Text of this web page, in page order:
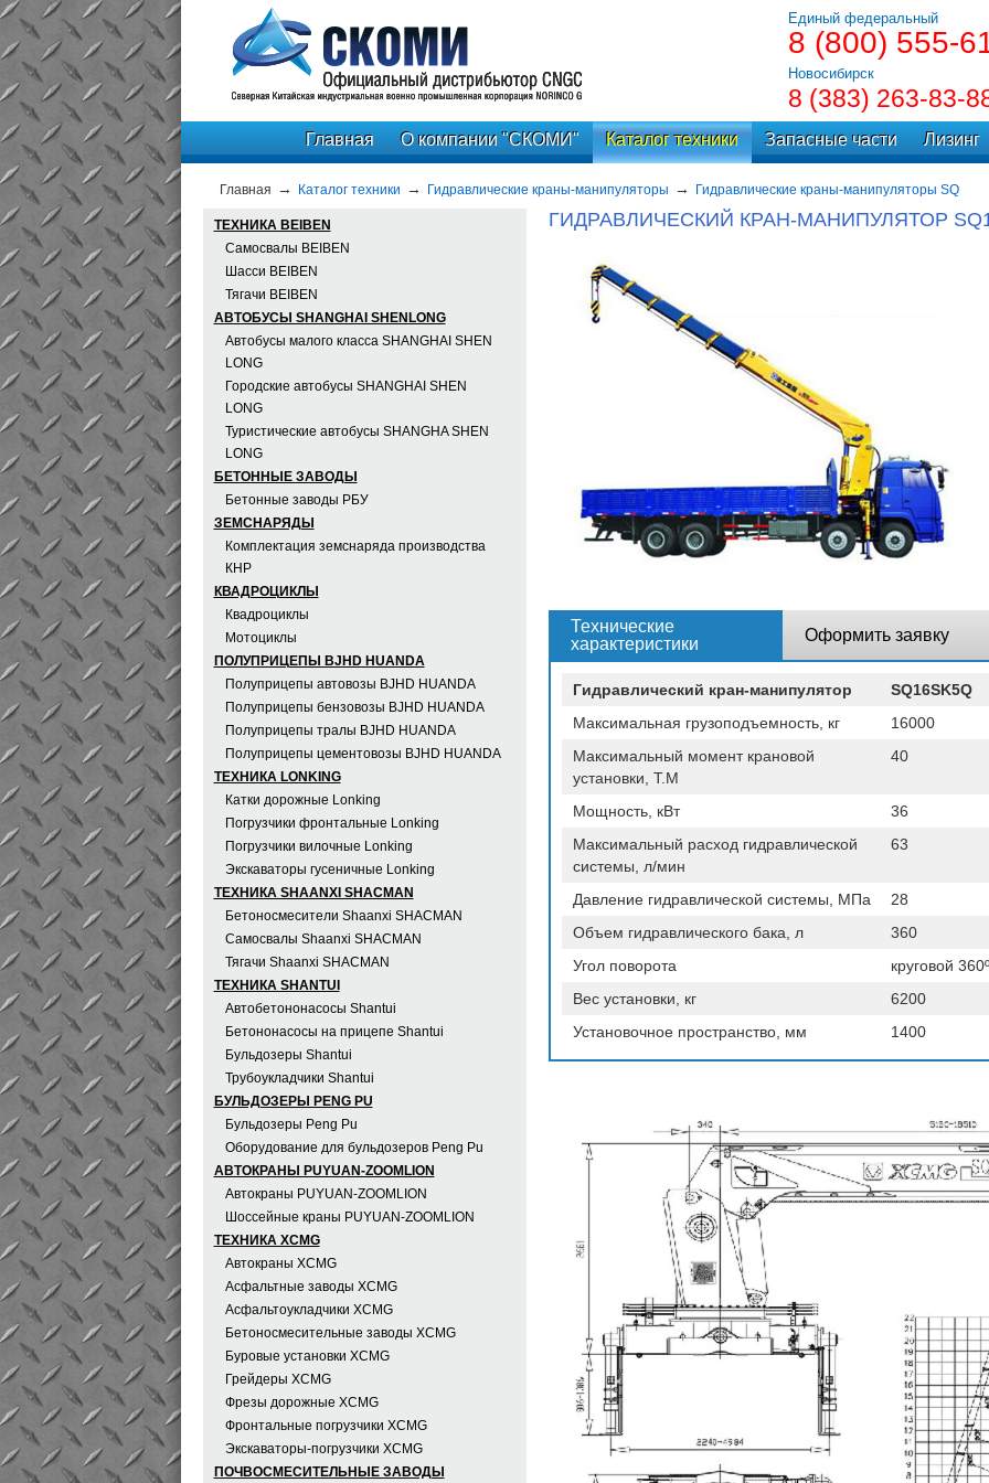
Единый федеральный
8 (800) 555-
Новосибирск
8 (383) 263-83-
Главная О компании "СКОМИ" Каталог техники Запасные части Лизинг
Главная Каталог техники Гидравлические краны-манипуляторы Гидравлические краны-манипуляторы SQ
ТЕХНИКА BEIBEN
Самосвалы BEIBEN
Шасси BEIBEN
Тягачи BEIBEN
АВТОБУСЫ SHANGHAI SHENLONG
Автобусы малого класса SHANGHAI SHEN
LONG
Городские автобусы SHANGHAI SHEN
LONG
Туристические автобусы SHANGHA SHEN
LONG
БЕТОННЫЕ ЗАВОДЫ
Бетонные заводы РБУ
ЗЕМСНАРЯДЫ
Комплектация земснаряда производства
КНР
КВАДРОЦИКЛЫ
Квадроциклы
Мотоциклы
ПОЛУПРИЦЕПЫ BJHD HUANDA
Полуприцепы автовозы BJHD HUANDA
Полуприцепы бензовозы BJHD HUANDA
Полуприцепы тралы BJHD HUANDA
Полуприцепы цементовозы BJHD HUANDA
ТЕХНИКА LONKING
Катки дорожные Lonking
Погрузчики фронтальные Lonking
Погрузчики вилочные Lonking
Экскаваторы гусеничные Lonking
ТЕХНИКА SHAANXI SHACMAN
Бетоносмесители Shaanxi SHACMAN
Самосвалы Shaanxi SHACMAN
Тягачи Shaanxi SHACMAN
ТЕХНИКА SHANTUI
Автобетононасосы Shantui
Бетононасосы на прицепе Shantui
Бульдозеры Shantui
Трубоукладчики Shantui
БУЛЬДОЗЕРЫ PENG PU
Бульдозеры Peng Pu
Оборудование для бульдозеров Peng Pu
АВТОКРАНЫ PUYUAN-ZOOMLION
Автокраны PUYUAN-ZOOMLION
Шоссейные краны PUYUAN-ZOOMLION
ТЕХНИКА XCMG
Автокраны XCMG
Асфальтные заводы XCMG
Асфальтоукладчики XCMG
Бетоносмесительные заводы XCMG
Буровые установки XCMG
Грейдеры XCMG
Фрезы дорожные XCMG
Фронтальные погрузчики XCMG
Экскаваторы-погрузчики XCMG
ПОЧВОСМЕСИТЕЛЬНЫЕ ЗАВОДЫ
ГИДРАВЛИЧЕСКИЙ КРАН-МАНИПУЛЯТОР
Технические
характеристики
Оформить заявку
Гидравлический кран-манипулятор
SQ16SK5Q
Максимальная грузоподъемность, кг
16000
Максимальный момент крановой
установки, T.M
40
Мощность, кВт
36
Максимальный расход гидравлической
системы, л/мин
63
Давление гидравлической системы, МПа
28
Объем гидравлического бака, л
360
Угол поворота
круговой 360º
Вес установки, кг
6200
Установочное пространство, мм
1400